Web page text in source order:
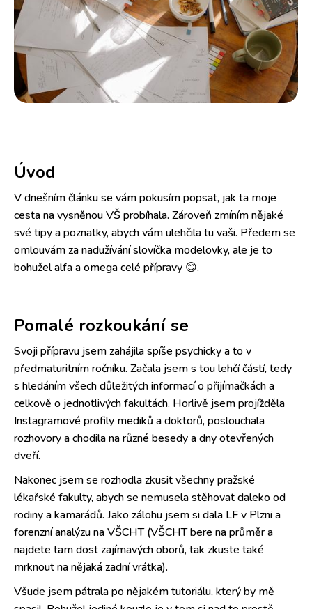
Úvod
V dnešním článku se vám pokusím popsat, jak ta moje
cesta na vysněnou VŠ probíhala. Zároveň zmíním nějaké
své tipy a poznatky, abych vám ulehčila tu vaši. Předem se
omlouvám za nadužívání slovíčka modelovky, ale je to
bohužel alfa a omega celé přípravy 😊.
Pomalé rozkoukání se
Svoji přípravu jsem zahájila spíše psychicky a to v
předmaturitním ročníku. Začala jsem s tou lehčí částí, tedy
s hledáním všech důležitých informací o přijímačkách a
celkově o jednotlivých fakultách. Horlivě jsem projížděla
Instagramové profily mediků a doktorů, poslouchala
rozhovory a chodila na různé besedy a dny otevřených
dveří.
Nakonec jsem se rozhodla zkusit všechny pražské
lékařské fakulty, abych se nemusela stěhovat daleko od
rodiny a kamarádů. Jako zálohu jsem si dala LF v Plzni a
forenzní analýzu na VŠCHT (VŠCHT bere na průměr a
najdete tam dost zajímavých oborů, tak zkuste také
mrknout na nějaká zadní vrátka).
Všude jsem pátrala po nějakém tutoriálu, který by mě